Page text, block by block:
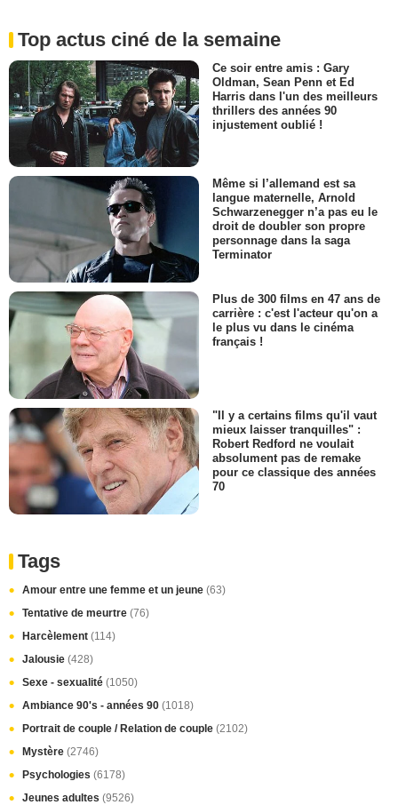
Top actus ciné de la semaine
Ce soir entre amis : Gary
Oldman, Sean Penn et Ed
Harris dans l'un des meilleurs
thrillers des années 90
injustement oublié !
Même si l’allemand est sa
langue maternelle, Arnold
Schwarzenegger n’a pas eu le
droit de doubler son propre
personnage dans la saga
Terminator
Plus de 300 films en 47 ans de
carrière : c'est l'acteur qu'on a
le plus vu dans le cinéma
français !
"Il y a certains films qu'il vaut
mieux laisser tranquilles" :
Robert Redford ne voulait
absolument pas de remake
pour ce classique des années
70
Tags
Amour entre une femme et un jeune (63)
Tentative de meurtre (76)
Harcèlement (114)
Jalousie (428)
Sexe - sexualité (1050)
Ambiance 90's - années 90 (1018)
Portrait de couple / Relation de couple (2102)
Mystère (2746)
Psychologies (6178)
Jeunes adultes (9526)